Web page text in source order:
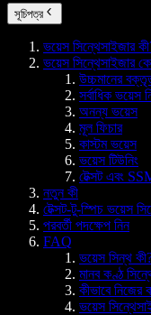
সূচিপত্র
ভয়েস সিন্থেসাইজার
ভয়েস সিন্থেসাইজার
উচ্চমানের
সর্বাধিক ভয়েস
অনন্য ভয়েস
মূল ফিচার
কাস্টম ভয়েস
ভয়েস টিউনিং
টেক্সট এবং
নতুন কী
টেক্সট-টু-স্পিচ ভয়েস
পরবর্তী পদক্ষেপ নিন
FAQ
ভয়েস সিন্থ
মানব কণ্ঠ
কীভাবে
ভয়েস